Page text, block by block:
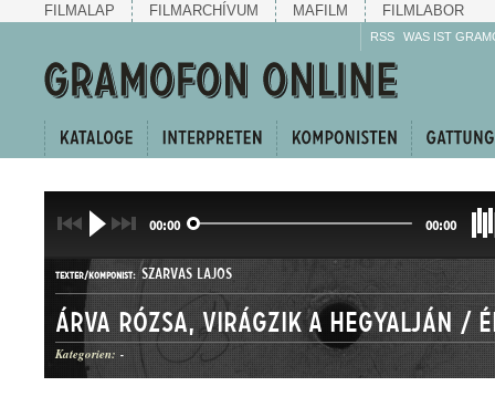
FILMALAP FILMARCHÍVUM MAFILM FILMLABOR
RSS WAS IST
00:00 00:00
TEXTER/KOMPONIST: SZARVAS LAJOS
Kategorien: -